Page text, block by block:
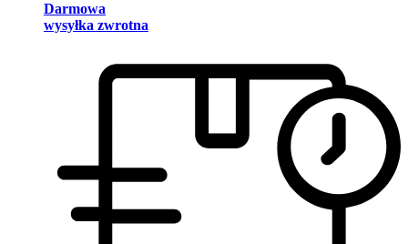
Darmowa
wysyłka zwrotna